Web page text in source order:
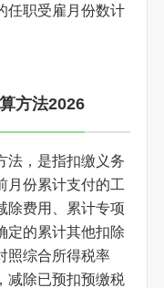
任职受雇月份数计
方法2026
法，是指扣缴义务
月份累计支付的工
除费用、累计专项
定的累计其他扣除
照综合所得税率
减除已预扣预缴税